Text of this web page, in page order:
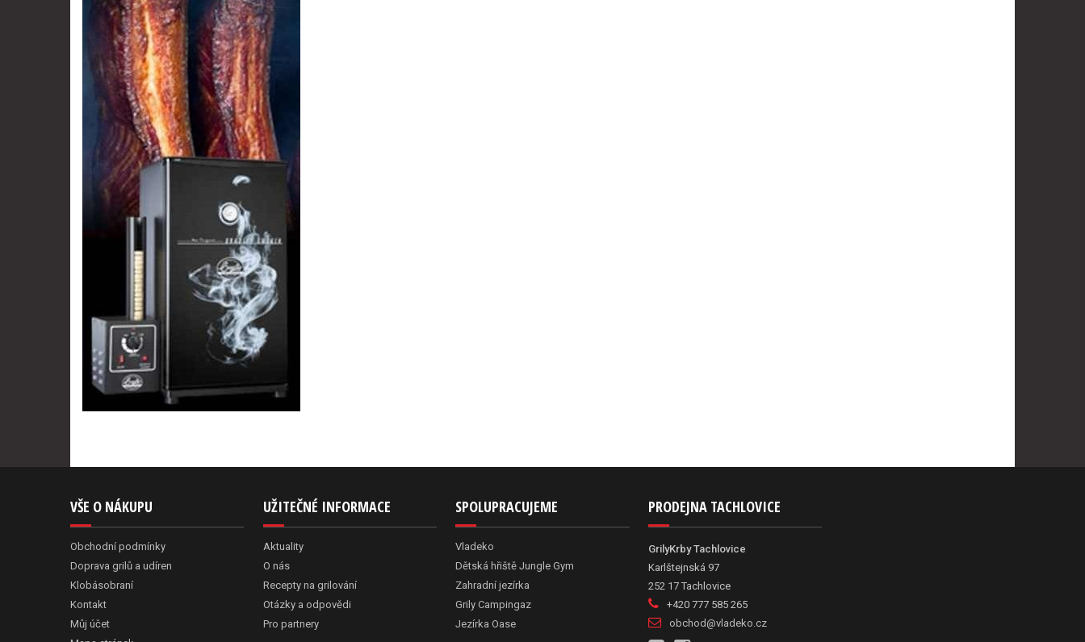
VŠE O NÁKUPU
Obchodní podmínky
Doprava grilů a udíren
Klobásobraní
Kontakt
Můj účet
UŽITEČNÉ INFORMACE
Aktuality
O nás
Recepty na grilování
Otázky a odpovědi
Pro partnery
SPOLUPRACUJEME
Vladeko
Dětská hřiště Jungle Gym
Zahradní jezírka
Grily Campingaz
Jezírka Oase
PRODEJNA TACHLOVICE
GrilyKrby Tachlovice
Karlštejnská 97
252 17 Tachlovice
+420 777 585 265
obchod@vladeko.cz